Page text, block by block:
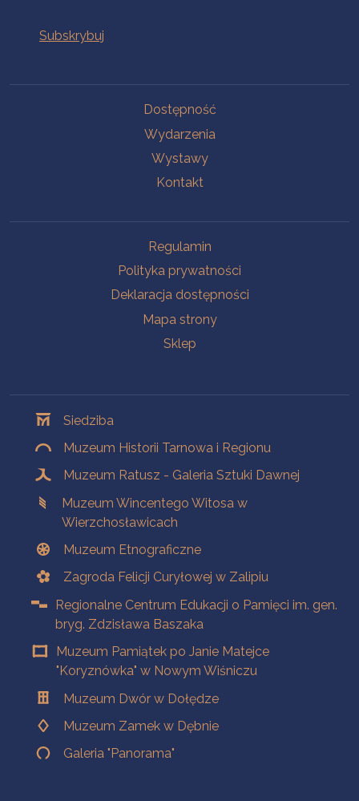
Dostępność
Wydarzenia
Wystawy
Kontakt
Regulamin
Polityka prywatności
Deklaracja dostępności
Mapa strony
Sklep
Siedziba
Muzeum Historii Tarnowa i Regionu
Muzeum Ratusz - Galeria Sztuki Dawnej
Muzeum Wincentego Witosa w
Wierzchosławicach
Muzeum Etnograficzne
Zagroda Felicji Curyłowej w Zalipiu
Regionalne Centrum Edukacji o Pamięci im. gen.
bryg. Zdzisława Baszaka
Muzeum Pamiątek po Janie Matejce
"Koryznówka" w Nowym Wiśniczu
Muzeum Dwór w Dołędze
Muzeum Zamek w Dębnie
Galeria "Panorama"